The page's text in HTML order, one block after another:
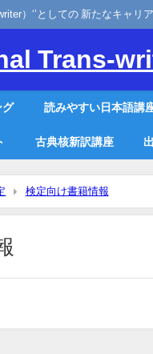
）‘’としての 新たなキャリ
Trans-
グ 読みやすい日本語講
古典核新訳講座
検定向け書籍情報